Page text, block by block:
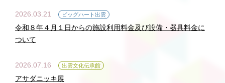
2026.03.21 ビッグハート出雲
令和８年４月１日からの施設利用料金及び設備・器具料金に
ついて
2026.07.16 出雲文化伝承館
アサダニッキ展